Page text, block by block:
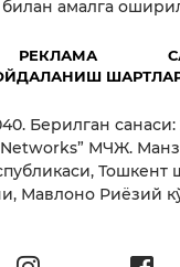
билан амалга
РЕКЛАМА
Берилган санаси:
Networks” МЧЖ.
Тошкент
Мавлоно Риёзий